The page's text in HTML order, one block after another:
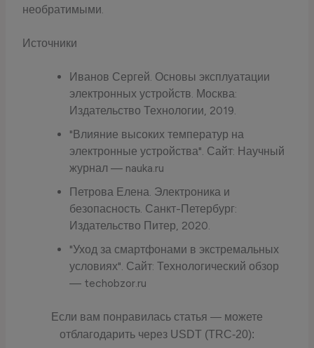
необратимыми.
Источники
Иванов Сергей. Основы эксплуатации
электронных устройств. Москва:
Издательство Технологии, 2019.
"Влияние высоких температур на
электронные устройства". Сайт: Научный
журнал — nauka.ru
Петрова Елена. Электроника и
безопасность. Санкт-Петербург:
Издательство Питер, 2020.
"Уход за смартфонами в экстремальных
условиях". Сайт: Технологический обзор
— techobzor.ru
Если вам понравилась статья — можете
отблагодарить через USDT (TRC-20):